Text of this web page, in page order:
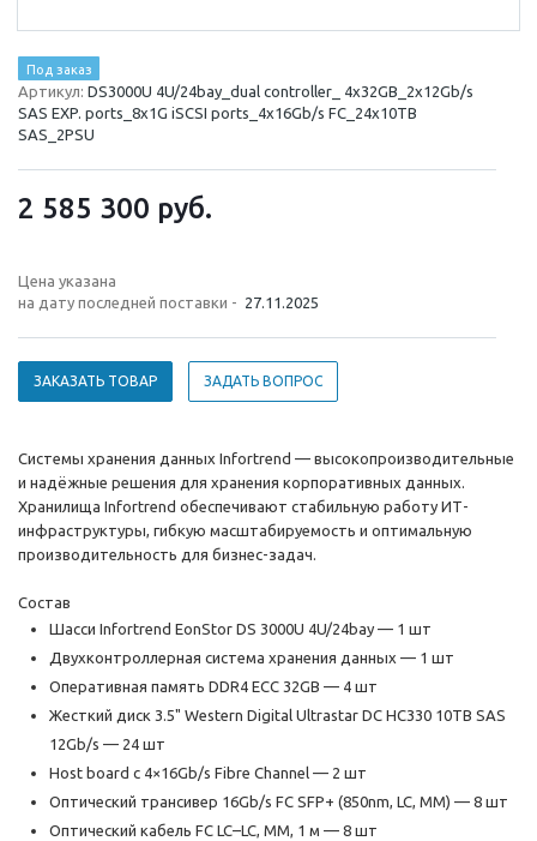
Под заказ
Артикул: DS3000U 4U/24bay_dual controller_ 4x32GB_2x12Gb/s
SAS EXP. ports_8x1G iSCSI ports_4x16Gb/s FC_24x10TB
SAS_2PSU
2 585 300 руб.
Цена указана
на дату последней поставки - 27.11.2025
ЗАКАЗАТЬ ТОВАР ЗАДАТЬ ВОПРОС
Системы хранения данных Infortrend — высокопроизводительные
и надёжные решения для хранения корпоративных данных.
Хранилища Infortrend обеспечивают стабильную работу ИТ-
инфраструктуры, гибкую масштабируемость и оптимальную
производительность для бизнес-задач.
Состав
Шасси Infortrend EonStor DS 3000U 4U/24bay — 1 шт
Двухконтроллерная система хранения данных — 1 шт
Оперативная память DDR4 ECC 32GB — 4 шт
Жесткий диск 3.5" Western Digital Ultrastar DC HC330 10TB SAS
12Gb/s — 24 шт
Host board с 4×16Gb/s Fibre Channel — 2 шт
Оптический трансивер 16Gb/s FC SFP+ (850nm, LC, MM) — 8 шт
Оптический кабель FC LC–LC, MM, 1 м — 8 шт